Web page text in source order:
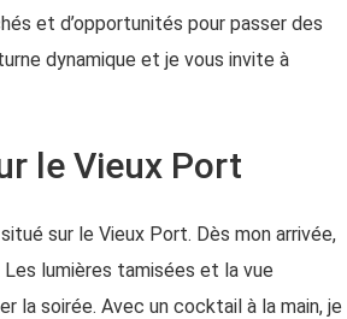
et d’opportunités pour passer des
dynamique et je vous invite à
le Vieux Port
sur le Vieux Port. Dès mon arrivée,
Les lumières tamisées et la vue
la soirée. Avec un cocktail à la main, je